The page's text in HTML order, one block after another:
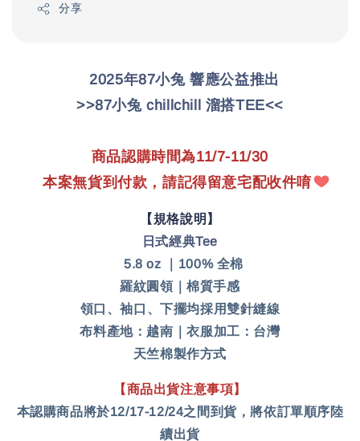
分享
2025年87小兔 響應公益推出
>>87小兔 chillchill 溜搭TEE<<
商品認購時間為11/7-11/30
本案無貨到付款，請記得留意宅配收件唷
【規格說明】
日式經典Tee
5.8 oz ｜100% 全棉
羅紋圓領｜棉質手感
領口、袖口、下擺均採用雙針縫線
布料產地：越南｜衣服加工：台灣
天竺棉製作方式
【商品出貨注意事項】
本認購商品將於12/17-12/24之間到貨，將依訂單順序陸
續出貨